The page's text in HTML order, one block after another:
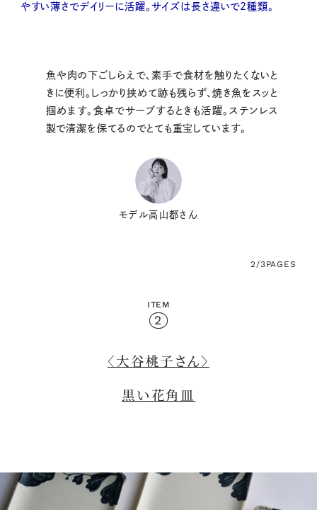
やすい薄さでデイリーに活躍。サイズは長さ違いで2種類。
魚や肉の下ごしらえで、素手で食材を触りたくないと
きに便利。しっかり挟めて跡も残らず、焼き魚をスッと
掴めます。食卓でサーブするときも活躍。ステンレス
製で清潔を保てるのでとても重宝しています。
モデル高山都さん
2/3PAGES
ITEM
2
〈大谷桃子さん〉
黒い花角皿